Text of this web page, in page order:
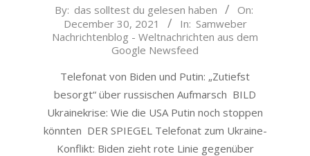
2021-
30
By: das solltest du gelesen haben
On:
December 30, 2021
In: Samweber
Nachrichtenblog - Weltnachrichten aus dem
Google Newsfeed
Telefonat von Biden und Putin: „Zutiefst
besorgt“ über russischen Aufmarsch BILD
Ukrainekrise: Wie die USA Putin noch stoppen
könnten DER SPIEGEL Telefonat zum Ukraine-
Konflikt: Biden zieht rote Linie gegenüber